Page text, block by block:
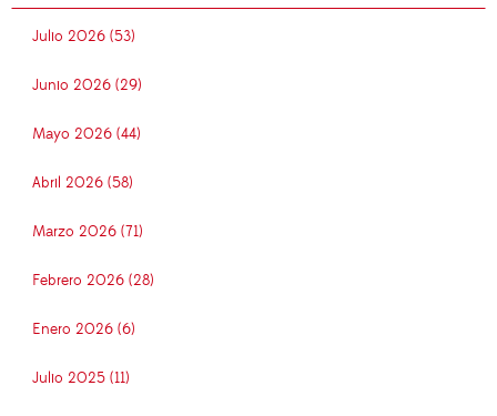
Julio 2026 (53)
Junio 2026 (29)
Mayo 2026 (44)
Abril 2026 (58)
Marzo 2026 (71)
Febrero 2026 (28)
Enero 2026 (6)
Julio 2025 (11)